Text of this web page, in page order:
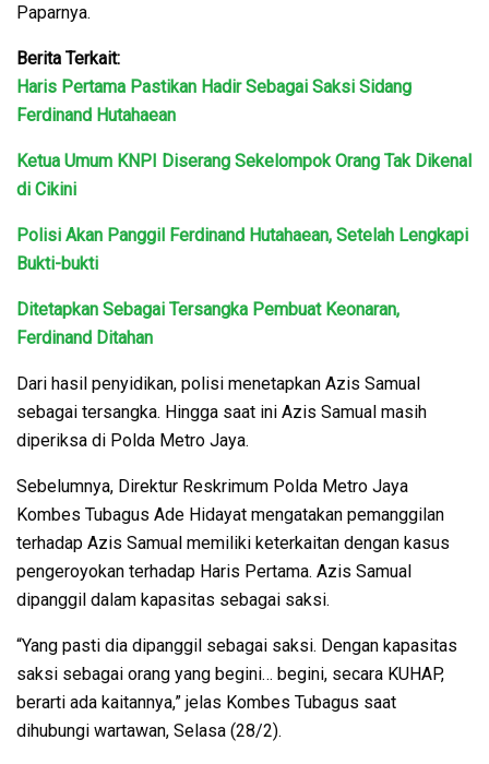
Paparnya.
Berita Terkait:
Haris Pertama Pastikan Hadir Sebagai Saksi Sidang
Ferdinand Hutahaean
Ketua Umum KNPI Diserang Sekelompok Orang Tak Dikenal
di Cikini
Polisi Akan Panggil Ferdinand Hutahaean, Setelah Lengkapi
Bukti-bukti
Ditetapkan Sebagai Tersangka Pembuat Keonaran,
Ferdinand Ditahan
Dari hasil penyidikan, polisi menetapkan Azis Samual
sebagai tersangka. Hingga saat ini Azis Samual masih
diperiksa di Polda Metro Jaya.
Sebelumnya, Direktur Reskrimum Polda Metro Jaya
Kombes Tubagus Ade Hidayat mengatakan pemanggilan
terhadap Azis Samual memiliki keterkaitan dengan kasus
pengeroyokan terhadap Haris Pertama. Azis Samual
dipanggil dalam kapasitas sebagai saksi.
“Yang pasti dia dipanggil sebagai saksi. Dengan kapasitas
saksi sebagai orang yang begini… begini, secara KUHAP,
berarti ada kaitannya,” jelas Kombes Tubagus saat
dihubungi wartawan, Selasa (28/2).